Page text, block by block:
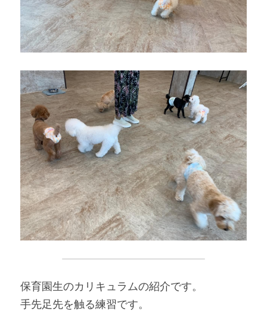
保育園生のカリキュラムの紹介です。
手先足先を触る練習です。